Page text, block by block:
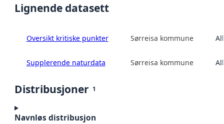
Lignende datasett
Oversikt kritiske punkter Sørreisa kommune
Supplerende naturdata Sørreisa kommune
Distribusjoner 1
Navnløs distribusjon